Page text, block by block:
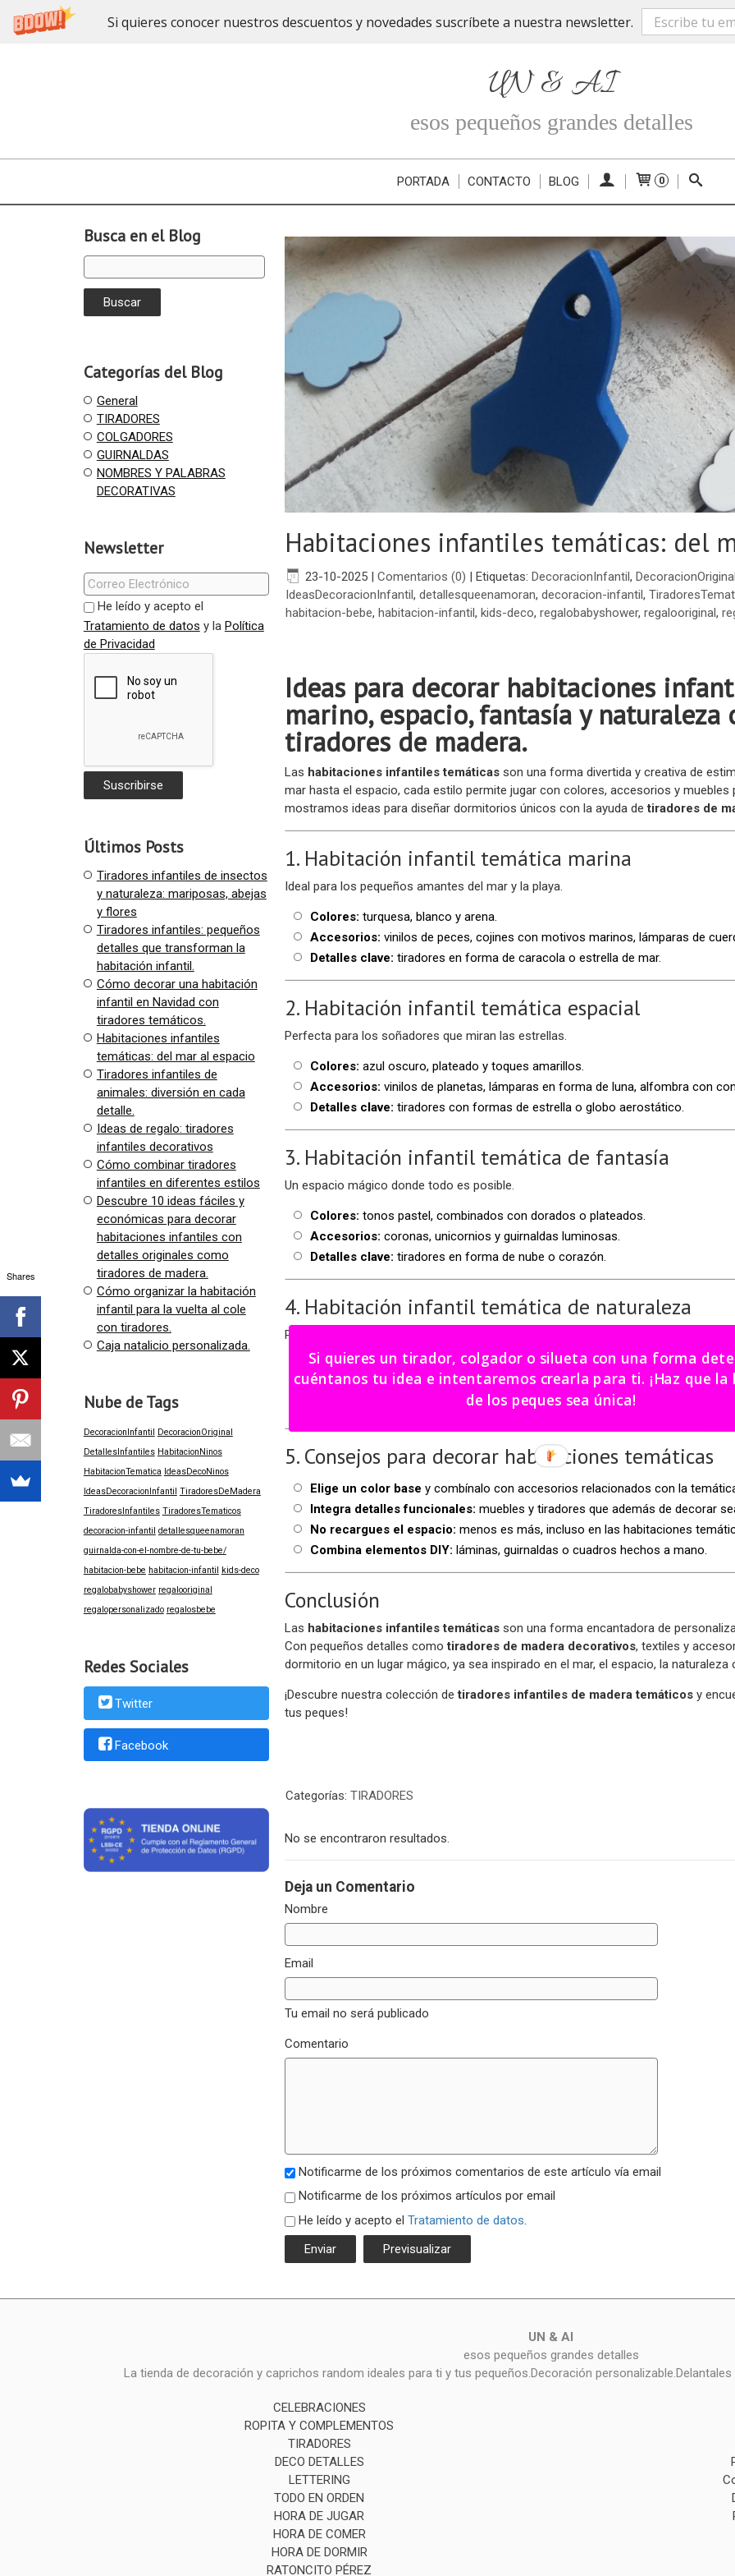
Si quieres conocer nuestros descuentos y novedades suscríbete a nuestra newsletter.
UN & AI
esos pequeños grandes detalles
PORTADA CONTACTO BLOG 0
Busca en el Blog
Categorías del Blog
General
TIRADORES
COLGADORES
GUIRNALDAS
NOMBRES Y PALABRAS
DECORATIVAS
Newsletter
He leído y acepto el
Tratamiento de datos y la Política
de Privacidad
Últimos Posts
Tiradores infantiles de insectos
y naturaleza: mariposas, abejas
y flores
Tiradores infantiles: pequeños
detalles que transforman la
habitación infantil.
Cómo decorar una habitación
infantil en Navidad con
tiradores temáticos.
Habitaciones infantiles
temáticas: del mar al espacio
Tiradores infantiles de
animales: diversión en cada
detalle.
Ideas de regalo: tiradores
infantiles decorativos
Cómo combinar tiradores
infantiles en diferentes estilos
Descubre 10 ideas fáciles y
económicas para decorar
habitaciones infantiles con
detalles originales como
tiradores de madera.
Cómo organizar la habitación
infantil para la vuelta al cole
con tiradores.
Caja natalicio personalizada.
Nube de Tags
DecoracionInfantil DecoracionOriginal
DetallesInfantiles HabitacionNinos
HabitacionTematica IdeasDecoNinos
IdeasDecoracionInfantil TiradoresDeMadera
TiradoresInfantiles TiradoresTematicos
decoracion-infantil detallesqueenamoran
guirnalda-con-el-nombre-de-tu-bebe/
habitacion-bebe habitacion-infantil kids-deco
regalobabyshower regalooriginal
regalopersonalizado regalosbebe
Redes Sociales
Twitter
Facebook
Habitaciones infantiles temáticas: del
23-10-2025| Comentarios (0) Etiquetas: DecoracionInfantil , DecoracionOriginal
IdeasDecoracionInfantil , detallesqueenamoran, decoracion-infantil ,
habitacion-bebe, habitacion-infantil , kids-deco, regalobabyshower, regalooriginal,
Ideas para decorar habitaciones
marino, espacio, fantasía y
tiradores de madera.
Las habitaciones infantiles temáticasson una forma divertida y creativa de
mar hasta el espacio, cada estilo permite jugar con colores, accesorios y
mostramos ideas para diseñar dormitorios únicos con la ayuda detiradores de
1. Habitación infantil temática marina
Ideal para los pequeños amantes del mar y la playa.
Colores: turquesa, blanco y arena.
Accesorios: vinilos de peces, cojines con motivos marinos, lámparas de
Detalles clave: tiradores en forma de caracola o estrella de mar.
2. Habitación infantil temática espacial
Perfecta para los soñadores que miran las estrellas.
Colores: azul oscuro, plateado y toques amarillos.
Accesorios: vinilos de planetas, lámparas en forma de luna, alfombra con
Detalles clave: tiradores con formas de estrella o globo aerostático.
3. Habitación infantil temática de fantasía
Un espacio mágico donde todo es posible.
Colores: tonos pastel, combinados con dorados o plateados.
Accesorios: coronas, unicornios y guirnaldas luminosas.
Detalles clave: tiradores en forma de nube o corazón.
4. Habitación infantil temática de naturaleza
Para quienes disfrutan del aire libre y los animales.
Colores: verdes, marrones y beige.
Accesorios:vinilos de bosques, cojines con estampados de animales,
tiradores de madera en forma de hoja o animalitos.
5. Consejos para decorar habitaciones temáticas
Elige un color base y combínalo con accesorios relacionados con la
Integra detalles funcionales: muebles y tiradores que además de decorar
No recargues el espacio: menos es más, incluso en las habitaciones
Combina elementos DIY: láminas, guirnaldas o cuadros hechos a mano.
Conclusión
Las habitaciones infantiles temáticasson una forma encantadora de
Con pequeños detalles comotiradores de madera decorativos, textiles y
dormitorio en un lugar mágico, ya sea inspirado en el mar, el espacio, la naturaleza
¡Descubre nuestra colección detiradores infantiles de madera temáticosy
tus peques!
Categorías: TIRADORES
No se encontraron resultados.
Deja un Comentario
Nombre
Email
Tu email no será publicado
Comentario
Notificarme de los próximos comentarios de este artículo vía email
Notificarme de los próximos artículos por email
He leído y acepto el Tratamiento de datos
UN & AI
esos pequeños grandes detalles
La tienda de decoración y caprichos random ideales para ti y tus pequeños.Decoración
CELEBRACIONES
ROPITA Y COMPLEMENTOS
TIRADORES
DECO DETALLES
LETTERING
TODO EN ORDEN
HORA DE JUGAR
HORA DE COMER
HORA DE DORMIR
RATONCITO PÉREZ
Shares
Si quieres un tirador, colgador o silueta con una forma
cuéntanos tu idea e intentaremos crearla para ti. ¡Haz que la habitación
de los peques sea única!